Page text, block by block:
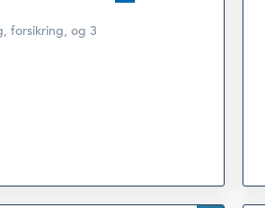
, forsikring, og 3